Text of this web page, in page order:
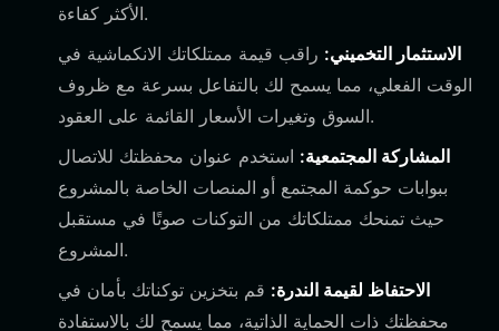
الأكثر كفاءة.
الاستثمار التخميني: راقب قيمة ممتلكاتك الانكماشية في
الوقت الفعلي، مما يسمح لك بالتفاعل بسرعة مع ظروف
السوق وتغيرات الأسعار القائمة على العقود.
المشاركة المجتمعية: استخدم عنوان محفظتك للاتصال
ببوابات حوكمة المجتمع أو المنصات الخاصة بالمشروع
حيث تمنحك ممتلكاتك من التوكنات صوتًا في مستقبل
المشروع.
الاحتفاظ لقيمة الندرة: قم بتخزين توكناتك بأمان في
محفظتك ذات الحماية الذاتية، مما يسمح لك بالاستفادة